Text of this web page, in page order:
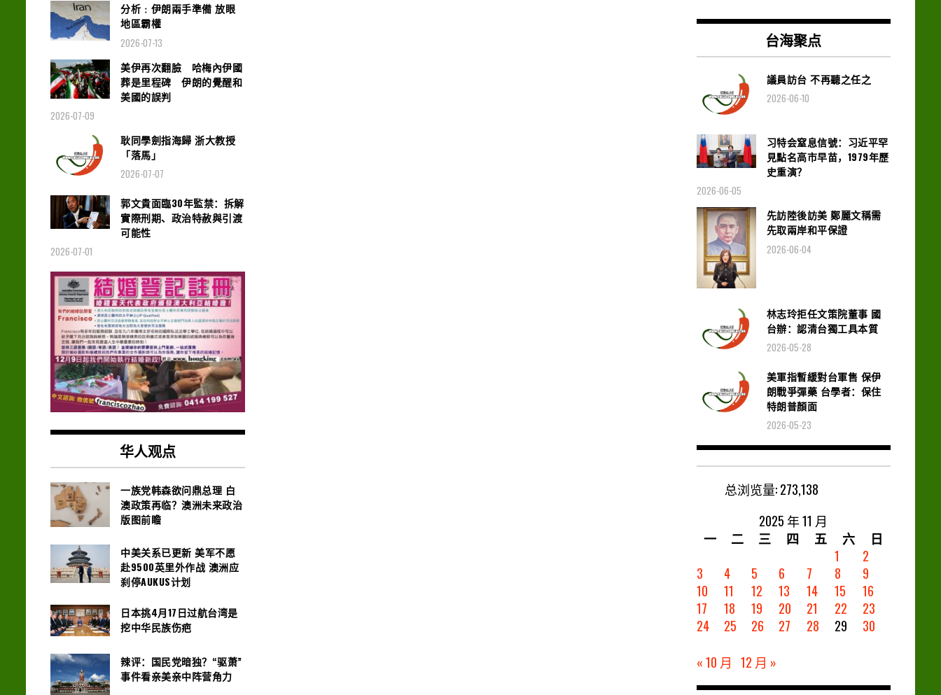
分析﹕伊朗兩手準備 放眼
地區霸權
2026-07-13
美伊再次翻臉 哈梅內伊國
葬是里程碑 伊朗的覺醒和
美國的誤判
2026-07-09
耿同學劍指海歸 浙大教授
「落馬」
2026-07-07
郭文貴面臨30年監禁：拆解
實際刑期、政治特赦與引渡
可能性
2026-07-01
华人观点
一族党韩森欲问鼎总理 白
澳政策再临？澳洲未来政治
版图前瞻
中美关系已更新 美军不愿
赴9500英里外作战 澳洲应
刹停AUKUS计划
日本挑4月17日过航台湾是
挖中华民族伤疤
辣评：国民党暗独？“驱萧”
事件看亲美亲中阵营角力
台海聚点
議員訪台 不再聽之任之
2026-06-10
习特会窒息信號：习近平罕
見點名高市早苗，1979年歷
史重演？
2026-06-05
先訪陸後訪美 鄭麗文稱需
先取兩岸和平保證
2026-06-04
林志玲拒任文策院董事 國
台辦：認清台獨工具本質
2026-05-28
美軍指暫緩對台軍售 保伊
朗戰爭彈藥 台學者：保住
特朗普顏面
2026-05-23
总浏览量:273,138
2025 年 11 月
一
二 三 四 五 六
日
1
2
3
4 5 6 7 8
9
10
11 12 13 14 15
16
17
18 19 20 21 22
23
24
25 26 27 28 29
30
« 10 月 12 月 »